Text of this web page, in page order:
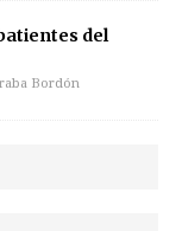
del
Bordón